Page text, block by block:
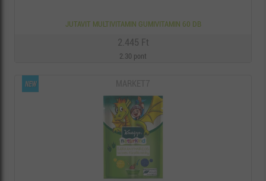
JUTAVIT MULTIVITAMIN GUMIVITAMIN 60 DB
2.445 Ft
2.30 pont